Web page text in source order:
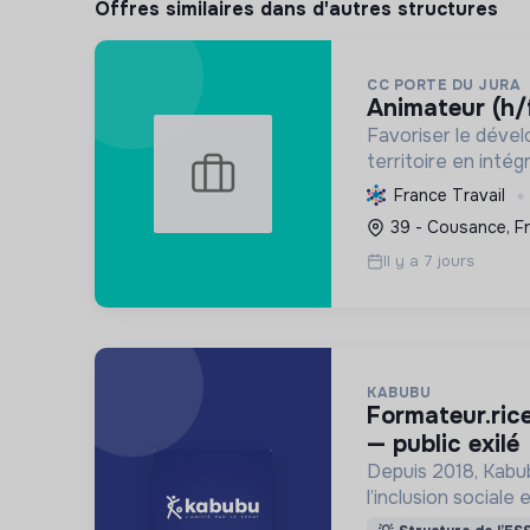
Offres similaires dans d'autres structures
CC PORTE DU JURA
animateur
Favoriser le
territoire en
l'inclusion sociale
services et le
France Travail
39 - Cousance,
Il y a 7 jours
KABUBU
formateur.rice fle/fos (freelance)
— public exilé
Depuis 2018,
l’inclusion
personnes